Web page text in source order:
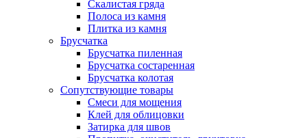
Скалистая гряда
Полоса из камня
Плитка из камня
Брусчатка
Брусчатка пиленная
Брусчатка состаренная
Брусчатка колотая
Сопутствующие товары
Смеси для мощения
Клей для облицовки
Затирка для швов